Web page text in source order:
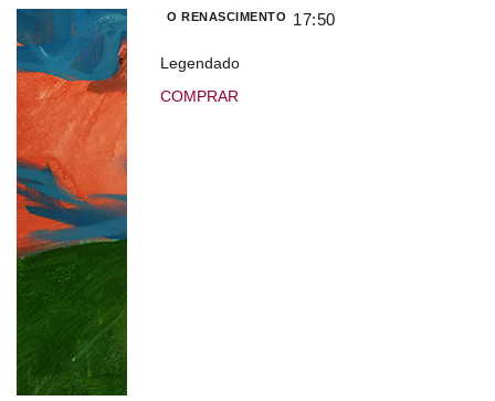
O RENASCIMENTO 17:50
Legendado
COMPRAR